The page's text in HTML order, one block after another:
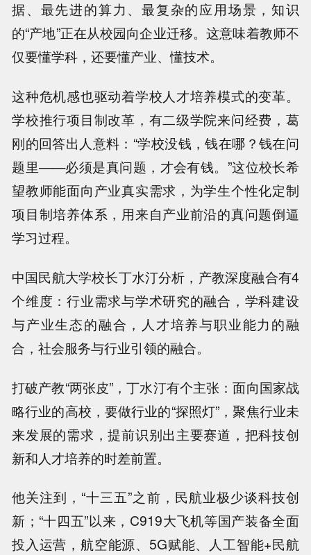
据、最先进的算力、最复杂的应用场景，知识
的“产地”正在从校园向企业迁移。这意味着教师不
仅要懂学科，还要懂产业、懂技术。
这种危机感也驱动着学校人才培养模式的变革。
学校推行项目制改革，有二级学院来问经费，葛
刚的回答出人意料：“学校没钱，钱在哪？钱在问
题里——必须是真问题，才会有钱。”这位校长希
望教师能面向产业真实需求，为学生个性化定制
项目制培养体系，用来自产业前沿的真问题倒逼
学习过程。
中国民航大学校长丁水汀分析，产教深度融合有4
个维度：行业需求与学术研究的融合，学科建设
与产业生态的融合，人才培养与职业能力的融
合，社会服务与行业引领的融合。
打破产教“两张皮”，丁水汀有个主张：面向国家战
略行业的高校，要做行业的“探照灯”，聚焦行业未
来发展的需求，提前识别出主要赛道，把科技创
新和人才培养的时差前置。
他关注到，“十三五”之前，民航业极少谈科技创
新；“十四五”以来，C919大飞机等国产装备全面
投入运营，航空能源、5G赋能、人工智能+民航